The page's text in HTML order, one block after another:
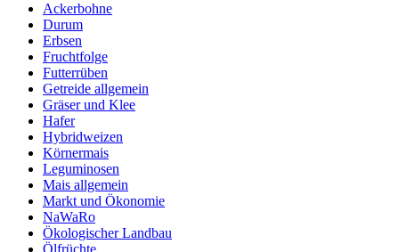
Ackerbohne
Durum
Erbsen
Fruchtfolge
Futterrüben
Getreide allgemein
Gräser und Klee
Hafer
Hybridweizen
Körnermais
Leguminosen
Mais allgemein
Markt und Ökonomie
NaWaRo
Ökologischer Landbau